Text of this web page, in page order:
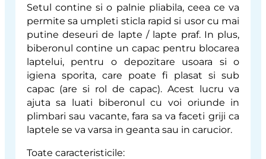
Setul contine si o palnie pliabila, ceea ce va
permite sa umpleti sticla rapid si usor cu mai
putine deseuri de lapte / lapte praf. In plus,
biberonul contine un capac pentru blocarea
laptelui, pentru o depozitare usoara si o
igiena sporita, care poate fi plasat si sub
capac (are si rol de capac). Acest lucru va
ajuta sa luati biberonul cu voi oriunde in
plimbari sau vacante, fara sa va faceti griji ca
laptele se va varsa in geanta sau in carucior.
Toate caracteristicile: